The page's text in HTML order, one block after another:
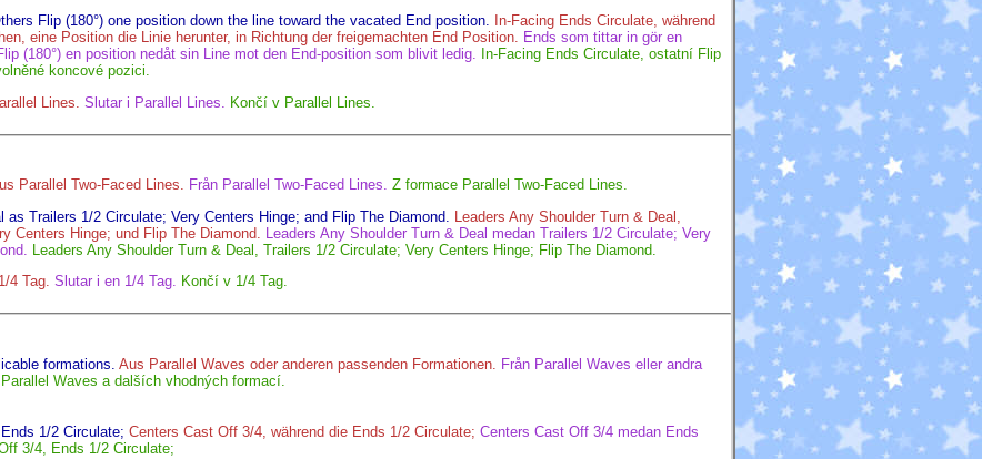
Flip (180°) one position down the line toward the vacated End position. In-Facing Ends Circulate, während
eine Position die Linie herunter, in Richtung der freigemachten End Position. Ends som tittar in gör en
(180°) en position nedåt sin Line mot den End-position som blivit ledig. In-Facing Ends Circulate, ostatní Flip
koncové pozici.
Lines. Slutar i Parallel Lines. Končí v Parallel Lines.
Parallel Two-Faced Lines. Från Parallel Two-Faced Lines. Z formace Parallel Two-Faced Lines.
as Trailers 1/2 Circulate; Very Centers Hinge; and Flip The Diamond.
Leaders Any Shoulder Turn & Deal,
Centers Hinge; und Flip The Diamond.
Leaders Any Shoulder Turn & Deal medan Trailers 1/2 Circulate; Very
Leaders Any Shoulder Turn & Deal, Trailers 1/2 Circulate; Very Centers Hinge; Flip The Diamond.
4 Tag. Slutar i en 1/4 Tag. Končí v 1/4 Tag.
formations. Aus Parallel Waves oder anderen passenden Formationen.
Från Parallel Waves eller andra
Waves a dalších vhodných formací.
1/2 Circulate; Centers Cast Off 3/4, während die Ends 1/2 Circulate; Centers Cast Off 3/4 medan Ends
3/4, Ends 1/2 Circulate;